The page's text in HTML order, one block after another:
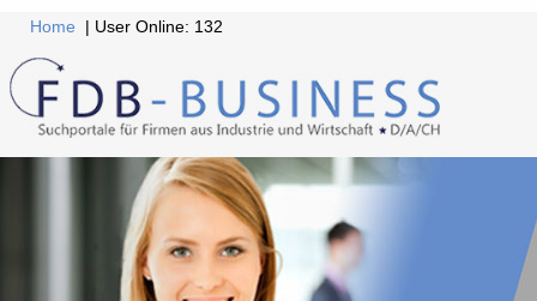
Home | User Online: 132